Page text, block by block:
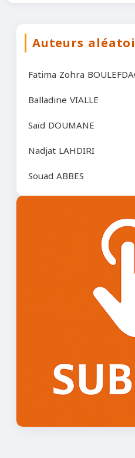
Auteurs
Fatima Zohra
Balladine VIALLE
Saïd DOUMANE
Nadjat LAHDIRI
Souad ABBES